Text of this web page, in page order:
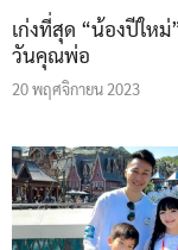
เก่งที่สุด “น้องปีให
วันคุณพ่อ
20 พฤศจิกายน 2023